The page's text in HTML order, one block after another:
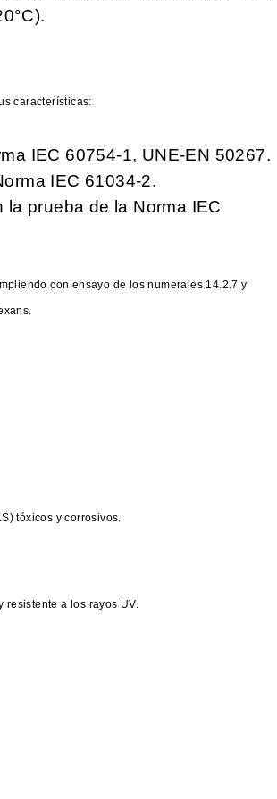
características:
IEC 60754-1, UNE-EN 50267.
IEC 61034-2.
la prueba de la Norma IEC
con ensayo de los numerales 14.2.7 y
tóxicos y corrosivos.
a los rayos UV.